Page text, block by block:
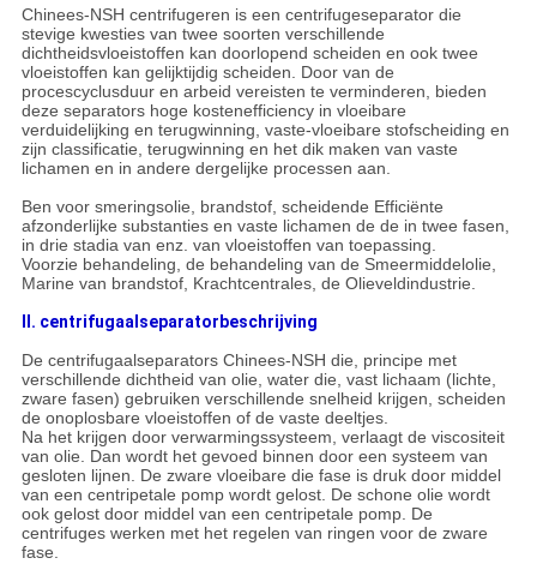
Chinees-NSH centrifugeren is een centrifugeseparator die
stevige kwesties van twee soorten verschillende
dichtheidsvloeistoffen kan doorlopend scheiden en ook twee
vloeistoffen kan gelijktijdig scheiden. Door van de
procescyclusduur en arbeid vereisten te verminderen, bieden
deze separators hoge kostenefficiency in vloeibare
verduidelijking en terugwinning, vaste-vloeibare stofscheiding en
zijn classificatie, terugwinning en het dik maken van vaste
lichamen en in andere dergelijke processen aan.
Ben voor smeringsolie, brandstof, scheidende Efficiënte
afzonderlijke substanties en vaste lichamen de de in twee fasen,
in drie stadia van enz. van vloeistoffen van toepassing.
Voorzie behandeling, de behandeling van de Smeermiddelolie,
Marine van brandstof, Krachtcentrales, de Olieveldindustrie.
II. centrifugaalseparatorbeschrijving
De centrifugaalseparators Chinees-NSH die, principe met
verschillende dichtheid van olie, water die, vast lichaam (lichte,
zware fasen) gebruiken verschillende snelheid krijgen, scheiden
de onoplosbare vloeistoffen of de vaste deeltjes.
Na het krijgen door verwarmingssysteem, verlaagt de viscositeit
van olie. Dan wordt het gevoed binnen door een systeem van
gesloten lijnen. De zware vloeibare die fase is druk door middel
van een centripetale pomp wordt gelost. De schone olie wordt
ook gelost door middel van een centripetale pomp. De
centrifuges werken met het regelen van ringen voor de zware
fase.